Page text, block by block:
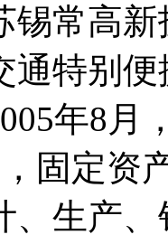
锡常高
通特别
年8月
固定资
、生产